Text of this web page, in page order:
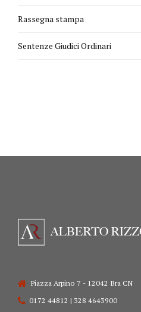
Rassegna stampa
Sentenze Giudici Ordinari
Piazza Arpino 7 - 12042 Bra CN
0172 44812 | 328 4643900